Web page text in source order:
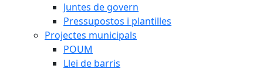
Juntes de govern
Pressupostos i plantilles
Projectes municipals
POUM
Llei de barris